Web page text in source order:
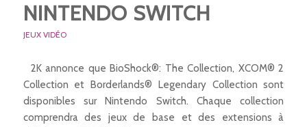
NINTENDO SWITCH
JEUX VIDÉO
2K annonce que BioShock®: The Collection, XCOM® 2
Collection et Borderlands® Legendary Collection sont
disponibles sur Nintendo Switch. Chaque collection
comprendra des jeux de base et des extensions à